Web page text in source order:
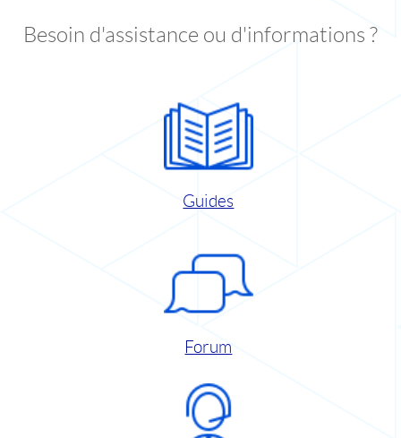
Besoin d'assistance ou d'informations ?
Guides
Forum